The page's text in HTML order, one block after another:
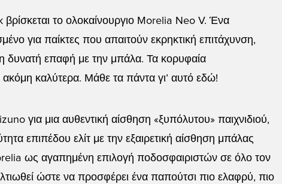
το ολοκαίνουργιο Morelia Neo V. Ένα
για παίκτες που απαιτούν εκρηκτική επιτάχυνση,
δυνατή επαφή με την μπάλα. Τα κορυφαία
καλύτερα. Μάθε τα πάντα γι’ αυτό εδώ!
για μια αυθεντική αίσθηση «ξυπόλυτου» παιχνιδιού,
επιπέδου ελίτ με την εξαιρετική αίσθηση μπάλας
ως αγαπημένη επιλογή ποδοσφαιριστών σε όλο τον
ώστε να προσφέρει ένα παπούτσι πιο ελαφρύ, πιο